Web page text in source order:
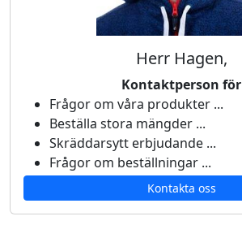
Herr Hagen,
Kontaktperson för
Frågor om våra produkter ...
Beställa stora mängder ...
Skräddarsytt erbjudande ...
Frågor om beställningar ...
Kontakta oss